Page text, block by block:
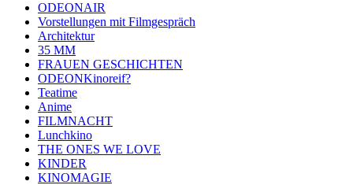
ODEONAIR
Vorstellungen mit Filmgespräch
Architektur
35 MM
FRAUEN GESCHICHTEN
ODEONKinoreif?
Teatime
Anime
FILMNACHT
Lunchkino
THE ONES WE LOVE
KINDER
KINOMAGIE